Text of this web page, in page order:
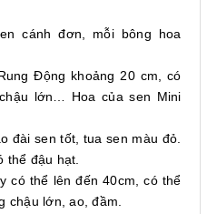
cánh đơn, mỗi bông hoa
Động khoảng 20 cm, có
lớn… Hoa của sen Mini
đài sen tốt, tua sen màu đỏ.
thể đậu hạt.
có thể lên đến 40cm, có thể
chậu lớn, ao, đầm.